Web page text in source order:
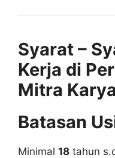
Syarat –
Kerja di
Mitra
Batasan
Minimal 18 tahun